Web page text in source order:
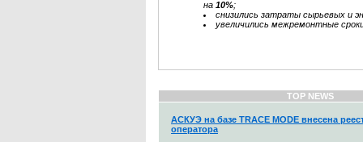
на 10%;
снизились затраты сырьевых и
увеличились межремонтные
TOP NEWS
АСКУЭ на базе TRACE MODE внесена
оператора